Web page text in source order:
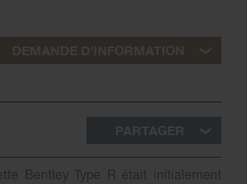
DEMANDE D'INFORMATION
Bentley Type R était initialement